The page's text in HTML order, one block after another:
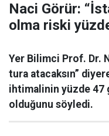
Naci Görür:
olma riski
Yer Bilimci Prof. Dr.
tura atacaksın”
ihtimalinin yüzde 47
olduğunu söyledi.